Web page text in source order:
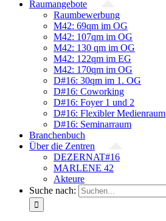
Raumangebote
Raumbewerbung
M42: 69qm im OG
M42: 107qm im OG
M42: 130 qm im OG
M42: 122qm im EG
M42: 170qm im OG
D#16: 30qm im 1. OG
D#16: Coworking
D#16: Foyer 1 und 2
D#16: Flexibler Medienraum
D#16: Seminarraum
Branchenbuch
Über die Zentren
DEZERNAT#16
MARLENE 42
Akteure
Suche nach: